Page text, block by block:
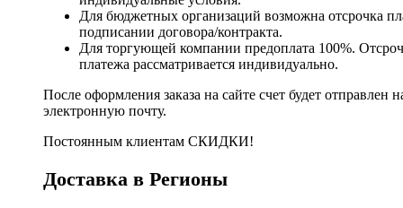
Для бюджетных организаций возможна отсрочка
подписании договора/контракта.
Для торгующей компании предоплата 100%.
платежа рассматривается индивидуально.
После оформления заказа на сайте счет будет отправлен
электронную почту.
Постоянным клиентам СКИДКИ!
Доставка в Регионы